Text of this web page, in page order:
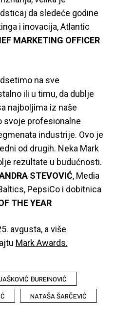
da sledeće godine
i inovacija, Atlantic
MARKETING OFFICER
na sve
ili u timu, da dublje
najboljima iz naše
svoje profesionalne
industrije. Ovo je
od drugih. Neka Mark
rezultate u budućnosti.
STEVOVIĆ, Media
PepsiCo i dobitnica
THE YEAR
avgusta, a više
Mark Awards.
ĐUREINOVIĆ
NATAŠA ŠARČEVIĆ